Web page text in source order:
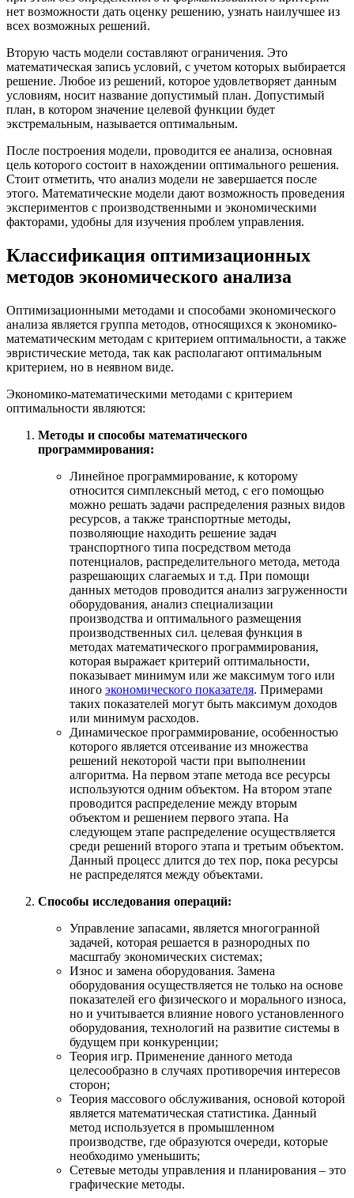
нет возможности дать оценку решению, узнать наилучшее из
всех возможных решений.
Вторую часть модели составляют ограничения. Это
математическая запись условий, с учетом которых выбирается
решение. Любое из решений, которое удовлетворяет данным
условиям, носит название допустимый план. Допустимый
план, в котором значение целевой функции будет
экстремальным, называется оптимальным.
После построения модели, проводится ее анализа, основная
цель которого состоит в нахождении оптимального решения.
Стоит отметить, что анализ модели не завершается после
этого. Математические модели дают возможность проведения
экспериментов с производственными и экономическими
факторами, удобны для изучения проблем управления.
Классификация оптимизационных
методов экономического анализа
Оптимизационными методами и способами экономического
анализа является группа методов, относящихся к экономико-
математическим методам с критерием оптимальности, а также
эвристические метода, так как располагают оптимальным
критерием, но в неявном виде.
Экономико-математическими методами с критерием
оптимальности являются:
Методы и способы математического
программирования:
Линейное программирование, к которому
относится симплексный метод, с его помощью
можно решать задачи распределения разных видов
ресурсов, а также транспортные методы,
позволяющие находить решение задач
транспортного типа посредством метода
потенциалов, распределительного метода, метода
разрешающих слагаемых и т.д. При помощи
данных методов проводится анализ загруженности
оборудования, анализ специализации
производства и оптимального размещения
производственных сил. целевая функция в
методах математического программирования,
которая выражает критерий оптимальности,
показывает минимум или же максимум того или
иного экономического показателя. Примерами
таких показателей могут быть максимум доходов
или минимум расходов.
Динамическое программирование, особенностью
которого является отсеивание из множества
решений некоторой части при выполнении
алгоритма. На первом этапе метода все ресурсы
используются одним объектом. На втором этапе
проводится распределение между вторым
объектом и решением первого этапа. На
следующем этапе распределение осуществляется
среди решений второго этапа и третьим объектом.
Данный процесс длится до тех пор, пока ресурсы
не распределятся между объектами.
Способы исследования операций:
Управление запасами, является многогранной
задачей, которая решается в разнородных по
масштабу экономических системах;
Износ и замена оборудования. Замена
оборудования осуществляется не только на основе
показателей его физического и морального износа,
но и учитывается влияние нового установленного
оборудования, технологий на развитие системы в
будущем при конкуренции;
Теория игр. Применение данного метода
целесообразно в случаях противоречия интересов
сторон;
Теория массового обслуживания, основой которой
является математическая статистика. Данный
метод используется в промышленном
производстве, где образуются очереди, которые
необходимо уменьшить;
Сетевые методы управления и планирования – это
графические методы.